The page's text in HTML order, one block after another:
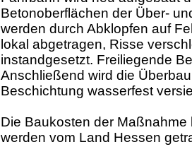
Betonoberflächen der Über-
werden durch Abklopfen auf
lokal abgetragen, Risse
instandgesetzt. Freiliegende
Anschließend wird die
Beschichtung wasserfest
Die Baukosten der
werden vom Land Hessen